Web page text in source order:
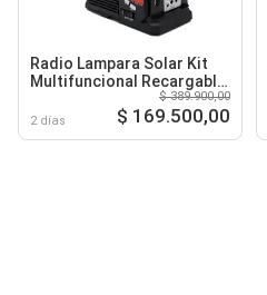
Radio Lampara Solar Kit
Multifuncional Recargable
2 días
$ 389.900,00
$ 169.500,00